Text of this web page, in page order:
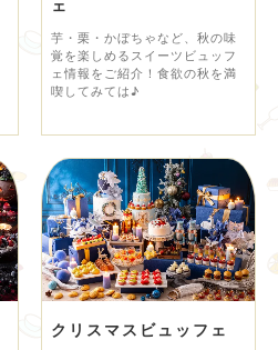
芋・栗・かぼちゃなど、秋の味
覚を楽しめるスイーツビュッフ
ェ情報をご紹介！食欲の秋を満
喫してみては♪
クリスマスビュッフェ